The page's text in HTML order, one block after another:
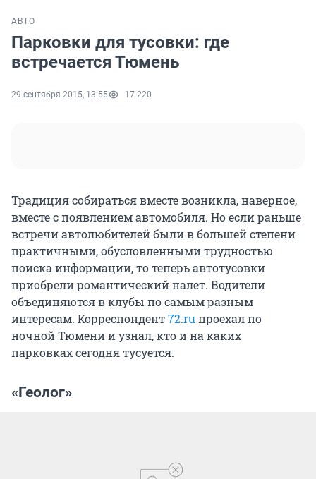
АВТО
Парковки для тусовки: где
встречается Тюмень
29 сентября 2015, 13:55 17 220
Традиция собираться вместе возникла, наверное,
вместе с появлением автомобиля. Но если раньше
встречи автолюбителей были в большей степени
практичными, обусловленными трудностью
поиска информации, то теперь автотусовки
приобрели романтический налет. Водители
объединяются в клубы по самым разным
интересам. Корреспондент72.ru проехал по
ночной Тюмени и узнал, кто и на каких
парковках сегодня тусуется.
«Геолог»